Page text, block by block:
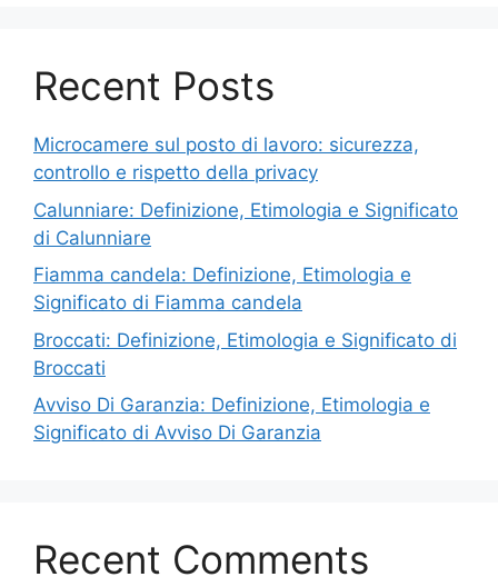
Recent Posts
Microcamere sul posto di lavoro: sicurezza,
controllo e rispetto della privacy
Calunniare: Definizione, Etimologia e Significato
di Calunniare
Fiamma candela: Definizione, Etimologia e
Significato di Fiamma candela
Broccati: Definizione, Etimologia e Significato di
Broccati
Avviso Di Garanzia: Definizione, Etimologia e
Significato di Avviso Di Garanzia
Recent Comments